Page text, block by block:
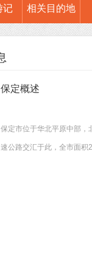
记 相关目的地
保定概述
保定市位于华北平原中部，
速公路交汇于此，全市面